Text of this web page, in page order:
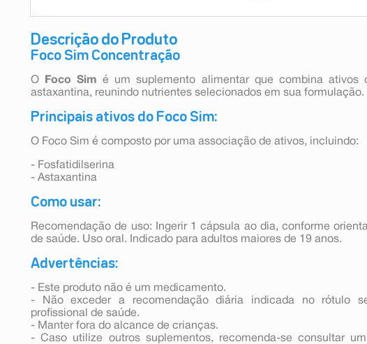
Descrição do Produto
Foco Sim Concentração
O Foco Sim é um suplemento alimentar que combina ativos
astaxantina, reunindo nutrientes selecionados em sua formulação.
Principais ativos do Foco Sim:
O Foco Sim é composto por uma associação de ativos, incluindo:
- Fosfatidilserina
- Astaxantina
Como usar:
Recomendação de uso: Ingerir 1 cápsula ao dia, conforme
de saúde. Uso oral. Indicado para adultos maiores de 19 anos.
Advertências:
- Este produto não é um medicamento.
- Não exceder a recomendação diária indicada no rótulo
profissional de saúde.
- Manter fora do alcance de crianças.
- Caso utilize outros suplementos, recomenda-se consultar